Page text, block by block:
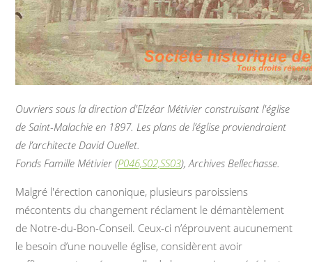
Ouvriers sous la direction d'Elzéar Métivier construisant l'église
de Saint-Malachie en 1897. Les plans de l’église proviendraient
de l’architecte David Ouellet.
Fonds Famille Métivier (P046,S02,SS03), Archives Bellechasse.
Malgré l'érection canonique, plusieurs paroissiens
mécontents du changement réclament le démantèlement
de Notre-du-Bon-Conseil. Ceux-ci n’éprouvent aucunement
le besoin d’une nouvelle église, considèrent avoir